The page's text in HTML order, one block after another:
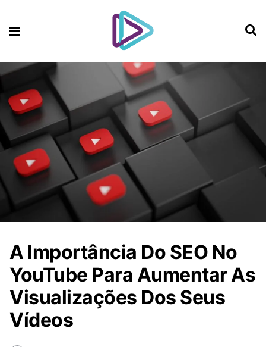
A Importância Do SEO No
YouTube Para Aumentar As
Visualizações Dos Seus
Vídeos